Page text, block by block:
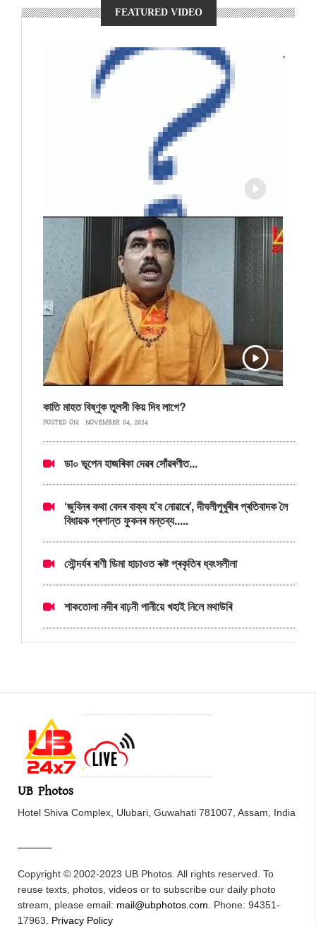
FEATURED VIDEO
,
কাতি মাহত বিষ্ণুক তুলসী কিয় দিব লাগে?
POSTED ON: NOVEMBER 04, 2024
ডা০ ভূপেন হাজৰিকা দেৱৰ সোঁৱৰণীত...
‘জুবিনৰ কথা বেদৰ বাক্য হ’ব নোৱাৰে’, দীঘলীপুখুৰীৰ প্ৰতিবাদক লৈ
বিধায়ক প্ৰশান্ত ফুকনৰ মন্তব্য.....
সৌন্দৰ্যৰ ৰাণী ডিমা হাচাওত ৰুষ্ট প্ৰকৃতিৰ ধ্বংসলীলা
শাকতোলা নদীৰ বাঢ়নী পানীয়ে খহাই নিলে মথাউৰি
UB Photos
Hotel Shiva Complex, Ulubari, Guwahati 781007, Assam, India
Copyright © 2002-2023 UB Photos. All rights reserved. To
reuse texts, photos, videos or to subscribe our daily photo
stream, please email: mail@ubphotos.com . Phone: 94351-
17963. Privacy Policy